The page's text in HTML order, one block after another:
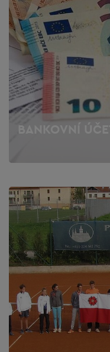
BANKOVNÍ ÚČET